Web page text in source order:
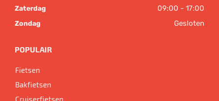
Zaterdag 09:00 - 17:00
Zondag Gesloten
POPULAIR
Fietsen
Bakfietsen
Cruiserfietsen